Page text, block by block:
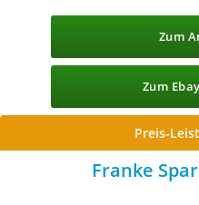
Zum
Zum
Preis-
Franke